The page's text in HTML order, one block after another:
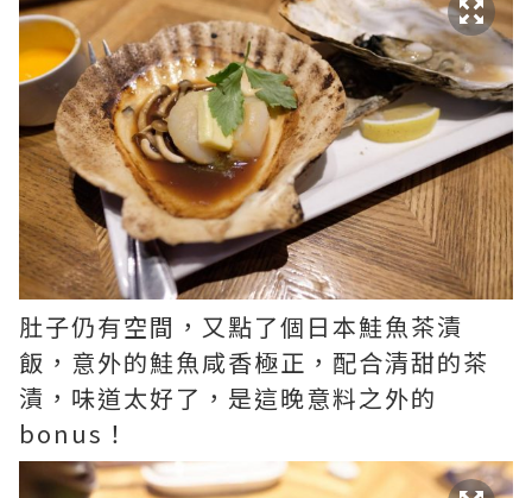
肚子仍有空間，又點了個日本鮭魚茶漬
飯，意外的鮭魚咸香極正，配合清甜的茶
漬，味道太好了，是這晚意料之外的
bonus！